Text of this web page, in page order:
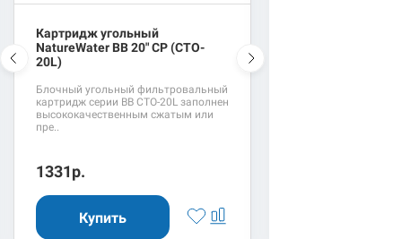
Картридж угольный
NatureWater BB 20" CP (CTO-
20L)
Блочный угольный фильтровальный
картридж серии BB CTO-20L заполнен
высококачественным сжатым или
пре..
1331р.